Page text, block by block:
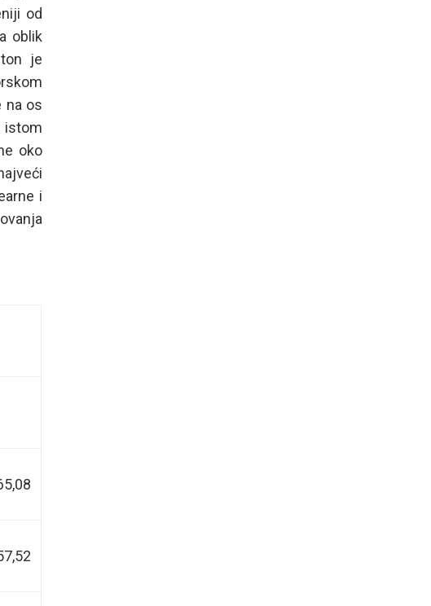
od
oblik
je
na os
istom
oko
i